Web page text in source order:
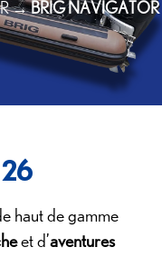
→BRIG NAVIGATOR
haut de gamme
et d’aventures